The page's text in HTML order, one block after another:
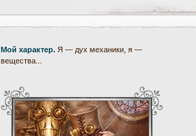
Мой характер. Я — дух механики, я —
вещества...